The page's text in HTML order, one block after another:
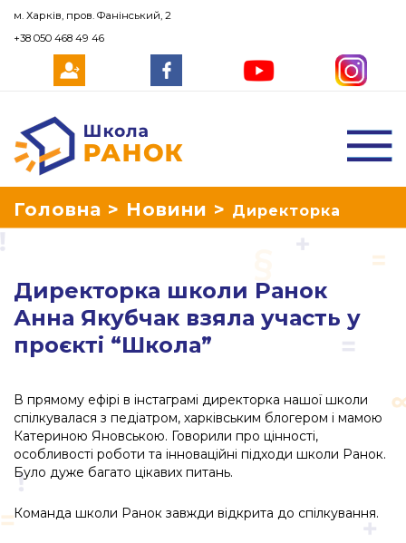
Школа Ранок
Головна > Новини > Директорка
школи Ранок Анна Якубчак взяла участь
у проєкті “Школа”
Директорка школи Ранок
Анна Якубчак взяла участь у
проєкті “Школа”
В прямому ефірі в інстаграмі директорка нашої школи
спілкувалася з педіатром, харківським блогером і мамою
Катериною Яновською. Говорили про цінності,
особливості роботи та інноваційні підходи школи Ранок.
Було дуже багато цікавих питань.
Команда школи Ранок завжди відкрита до спілкування.
м. Харків, пров. Фанінський, 2
+38 050 468 49 46